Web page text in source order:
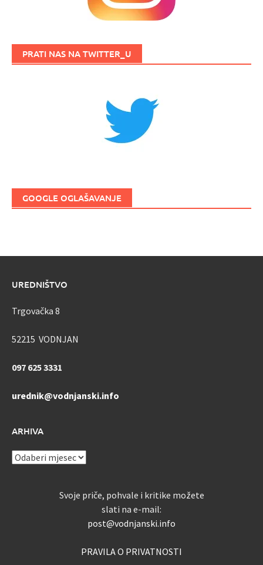
PRATI NAS NA TWITTER_U
GOOGLE OGLAŠAVANJE
UREDNIŠTVO
Trgovačka 8
52215 VODNJAN
097 625 3331
urednik@vodnjanski.info
ARHIVA
ARHIVA
Svoje priče, pohvale i kritike možete
slati na e-mail:
post@vodnjanski.info
PRAVILA O PRIVATNOSTI